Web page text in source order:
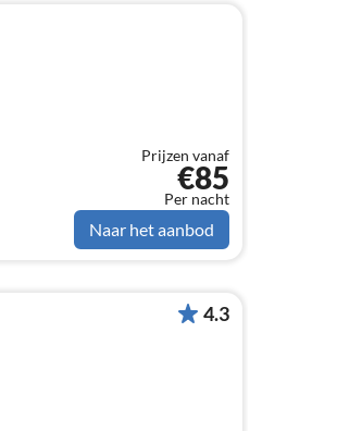
Prijzen vanaf
€85
Per nacht
Naar het aanbod
4.3